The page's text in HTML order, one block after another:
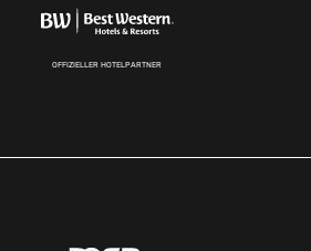
OFFIZIELLER HOTELPARTNER